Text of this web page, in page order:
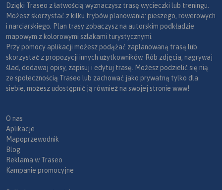
Dzięki Traseo z łatwością wyznaczysz trasę wycieczki lub treningu.
Możesz skorzystać z kilku trybów planowania: pieszego, rowerowych
i narciarskiego. Plan trasy zobaczysz na autorskim podkładzie
mapowym z kolorowymi szlakami turystycznymi.
Przy pomocy aplikacji możesz podążać zaplanowaną trasą lub
skorzystać z propozycji innych użytkowników. Rób zdjęcia, nagrywaj
ślad, dodawaj opisy, zapisuj i edytuj trasę. Możesz podzielić się nią
ze społecznością Traseo lub zachować jako prywatną tylko dla
siebie, możesz udostępnić ją również na swojej stronie www!
O nas
Aplikacje
Mapoprzewodnik
Blog
Reklama w Traseo
Kampanie promocyjne